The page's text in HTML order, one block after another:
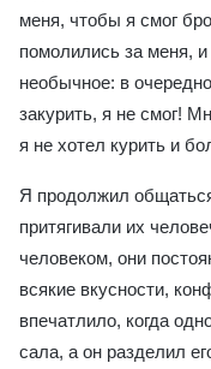
меня, чтобы я смог
помолились за меня,
необычное: в
закурить, я не смог!
я не хотел курить и
Я продолжил
притягивали их
человеком, они
всякие вкусности,
впечатлило, когда
сала, а он разделил